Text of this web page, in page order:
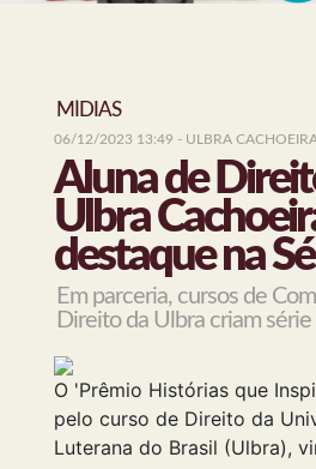
MÍDIAS
06/12/2023 13:49 - ULBRA
Aluna de
Ulbra
destaque na
Em parceria, cursos de
Direito da Ulbra criam
O 'Prêmio Histórias que
pelo curso de Direito da
Luterana do Brasil (Ulbra),